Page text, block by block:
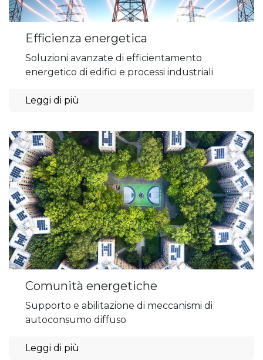
Efficienza energetica
Soluzioni avanzate di efficientamento
energetico di edifici e processi industriali
Leggi di più
Comunità energetiche
Supporto e abilitazione di meccanismi di
autoconsumo diffuso
Leggi di più